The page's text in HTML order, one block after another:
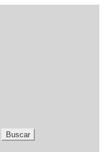
Buscar